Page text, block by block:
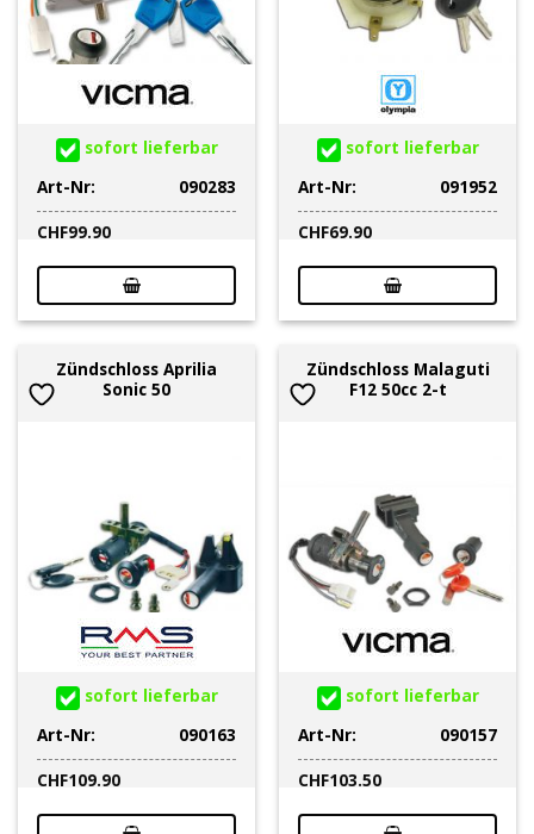
sofort lieferbar
Art-Nr:
090283
CHF99.90
sofort lieferbar
Art-Nr:
091952
CHF69.90
Zündschloss Aprilia
Sonic 50
sofort lieferbar
Art-Nr:
090163
CHF109.90
Zündschloss Malaguti
F12 50cc 2-t
sofort lieferbar
Art-Nr:
090157
CHF103.50